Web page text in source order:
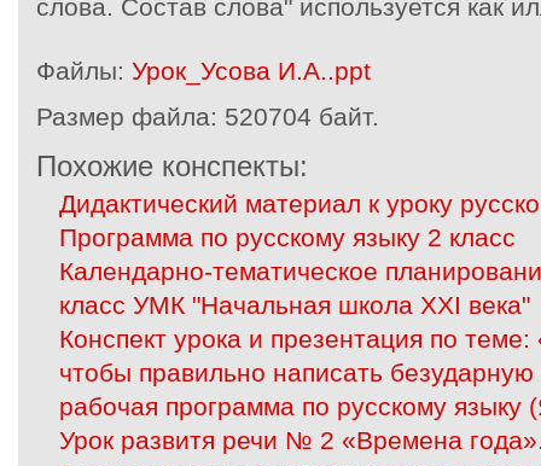
слова. Состав слова" используется как
Файлы: Урок_Усова И.А..ppt
Размер файла: 520704 байт.
Похожие конспекты:
Дидактический материал к уроку
Программа по русскому языку 2 класс
Календарно-тематическое
класс УМК "Начальная школа XXI века"
Конспект урока и презентация по
чтобы правильно написать
рабочая программа по русскому языку
Урок развитя речи № 2 «Времена